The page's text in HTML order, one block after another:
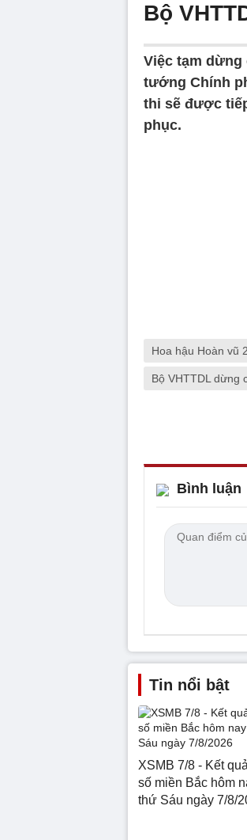
Bộ
Việc tạm dừng
tướng Chính
thi sẽ được
phục.
Hoa hậu Hoàn vũ
Bộ VHTTDL dừng
Bình luận
Tin nổi bật
XSMB 7/8 - Kết
số miền Bắc hôm
thứ Sáu ngày 7/8/